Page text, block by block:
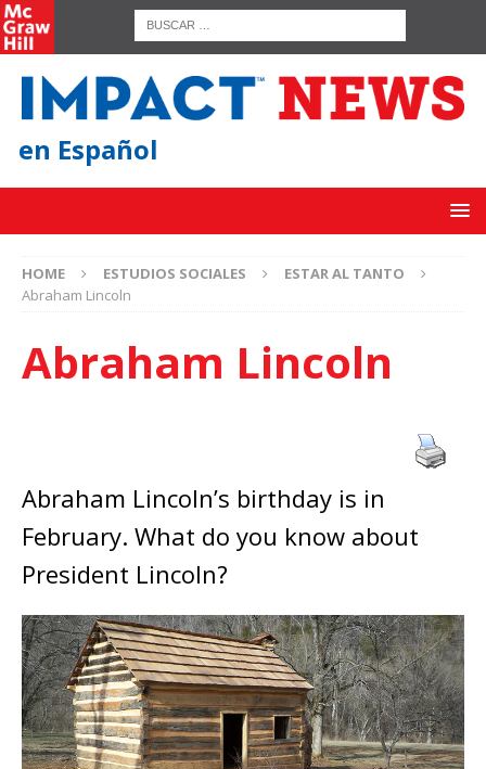
en Español
HOME ESTUDIOS SOCIALES
ESTAR AL TANTO
Abraham Lincoln
Abraham Lincoln
Abraham Lincoln’s birthday is in
February. What do you know about
President Lincoln?